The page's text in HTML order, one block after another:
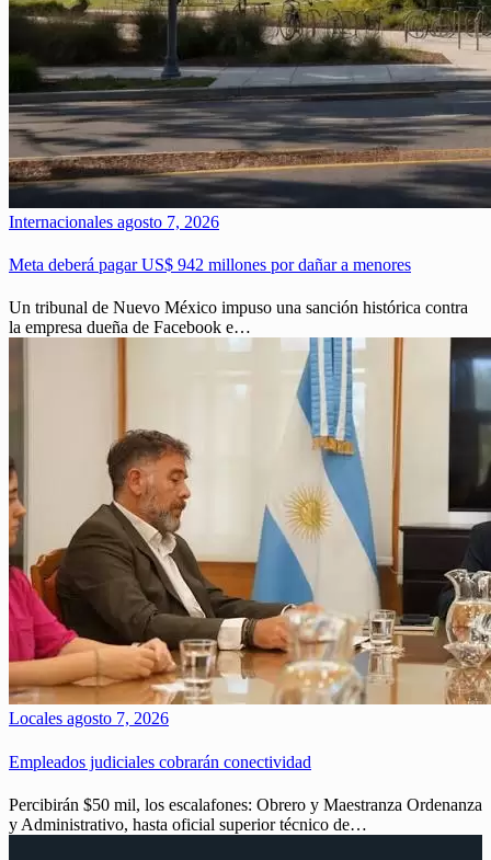
Internacionales agosto 7, 2026
Meta deberá pagar US$ 942 millones por dañar a menores
Un tribunal de Nuevo México impuso una sanción histórica contra
la empresa dueña de Facebook e…
Locales agosto 7, 2026
Empleados judiciales cobrarán conectividad
Percibirán $50 mil, los escalafones: Obrero y Maestranza Ordenanza
y Administrativo, hasta oficial superior técnico de…